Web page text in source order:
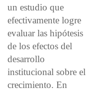
un estudio que
efectivamente logre
evaluar las hipótesis
de los efectos del
desarrollo
institucional sobre el
crecimiento. En